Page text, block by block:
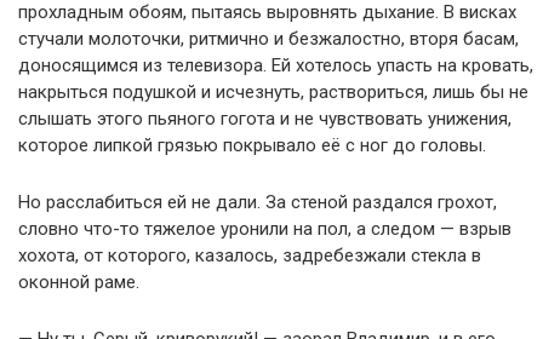
прохладным обоям, пытаясь выровнять дыхание. В висках
стучали молоточки, ритмично и безжалостно, вторя басам,
доносящимся из телевизора. Ей хотелось упасть на кровать,
накрыться подушкой и исчезнуть, раствориться, лишь бы не
слышать этого пьяного гогота и не чувствовать унижения,
которое липкой грязью покрывало её с ног до головы.
Но расслабиться ей не дали. За стеной раздался грохот,
словно что-то тяжелое уронили на пол, а следом — взрыв
хохота, от которого, казалось, задребезжали стекла в
оконной раме.